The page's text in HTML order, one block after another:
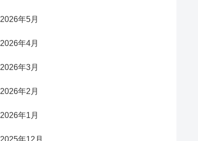
2026年5月
2026年4月
2026年3月
2026年2月
2026年1月
2025年12月